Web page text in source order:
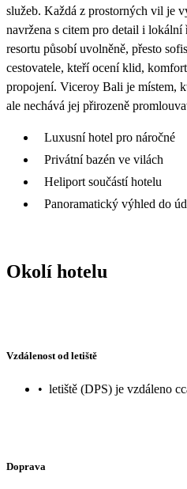
služeb. Každá z prostorných vil je
navržena s citem pro detail i lokální
resortu působí uvolněně, přesto
cestovatele, kteří ocení klid,
propojení. Viceroy Bali je místem,
ale nechává jej přirozeně
Luxusní hotel pro náročné
Privátní bazén ve vilách
Heliport součástí hotelu
Panoramatický výhled do
Okolí hotelu
Vzdálenost od letiště
• letiště (DPS) je vzdáleno
Doprava